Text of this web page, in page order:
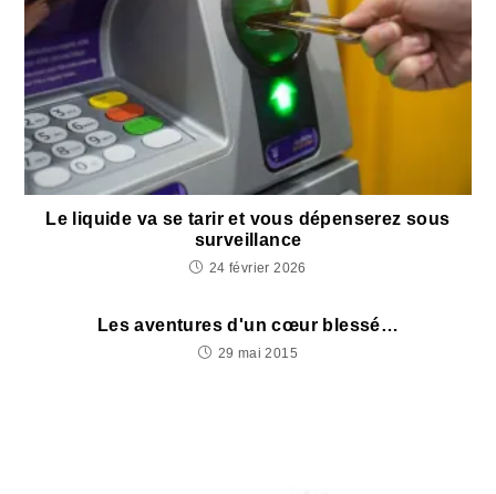
Le liquide va se tarir et vous dépenserez sous
surveillance
24 février 2026
Les aventures d'un cœur blessé…
29 mai 2015